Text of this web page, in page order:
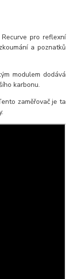
pro reflexní
a poznatků
modulem dodává
karbonu.
zaměřovač je ta